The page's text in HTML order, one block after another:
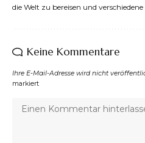
die Welt zu bereisen und
Keine Kommentare
Ihre E-Mail-Adresse wird nicht
markiert